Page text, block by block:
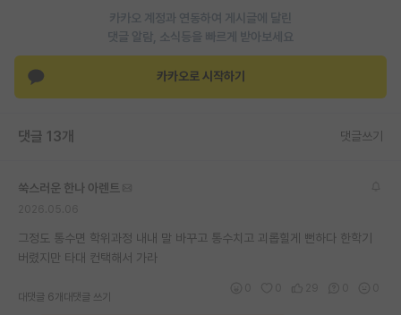
카카오 계정과 연동하여 게시글에 달린
댓글 알람, 소식등을 빠르게 받아보세요
카카오로 시작하기
댓글 13개 댓글쓰기
쑥스러운 한나 아렌트
그정도 통수면 학위과정 내내 말 바꾸고 통수치고 괴롭힐게 뻔하다 한학기
버렸지만 타대 컨택해서 가라
대댓글 6개 대댓글 쓰기